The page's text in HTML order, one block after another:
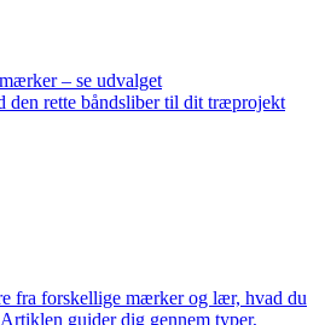
– se udvalget
den rette båndsliber til dit træprojekt
fra forskellige mærker og lær, hvad du
guider dig gennem typer,